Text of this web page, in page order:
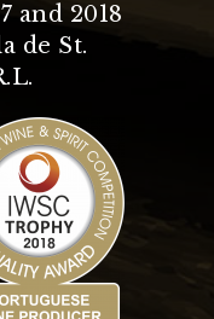
and 2018
de St.